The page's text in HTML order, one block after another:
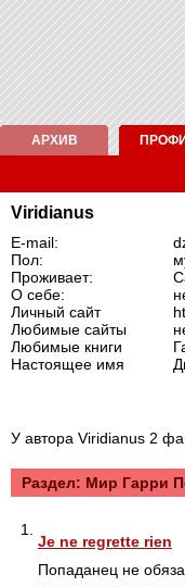
АРХИВ
Viridianus
E-mail:
Пол:
Проживает:
О себе:
Личный сайт
Любимые сайты
Любимые книги
Настоящее имя
У автора Viridianus 2
Раздел: Mир Гарри
1.
Je ne regrette rien
Попаданец не